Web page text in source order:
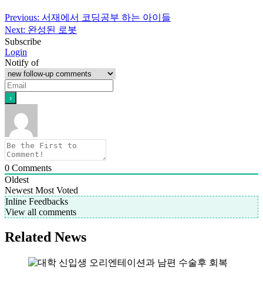
Previous: 서재에서 코딩공부 하는 아이들
Next: 완성된 로봇
Subscribe
Login
Notify of
0 Comments
Oldest
Newest Most Voted
Inline Feedbacks
View all comments
Related News